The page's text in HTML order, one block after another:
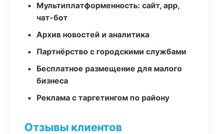
Мультиплатформенность: сайт, app,
чат-бот
Архив новостей и аналитика
Партнёрство с городскими службами
Бесплатное размещение для малого
бизнеса
Реклама с таргетингом по району
Отзывы клиентов